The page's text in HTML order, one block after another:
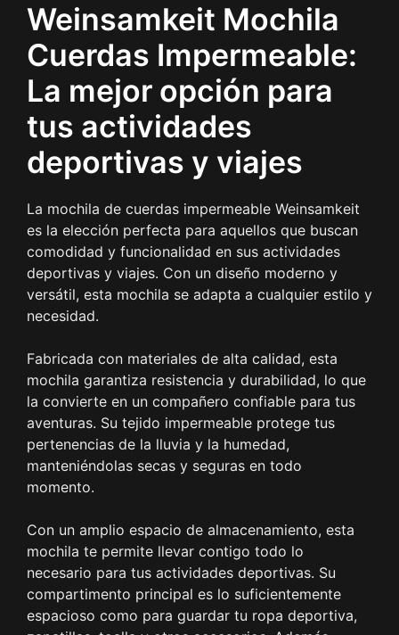
Grande Gymsack (Large,
Weinsamkeit Mochila
Cuerdas Impermeable:
La mejor opción para
tus actividades
deportivas y viajes
La mochila de cuerdas impermeable Weinsamkeit
es la elección perfecta para aquellos que buscan
comodidad y funcionalidad en sus actividades
deportivas y viajes. Con un diseño moderno y
versátil, esta mochila se adapta a cualquier estilo y
necesidad.
Fabricada con materiales de alta calidad, esta
mochila garantiza resistencia y durabilidad, lo que
la convierte en un compañero confiable para tus
aventuras. Su tejido impermeable protege tus
pertenencias de la lluvia y la humedad,
manteniéndolas secas y seguras en todo
momento.
Con un amplio espacio de almacenamiento, esta
mochila te permite llevar contigo todo lo
necesario para tus actividades deportivas. Su
compartimento principal es lo suficientemente
espacioso como para guardar tu ropa deportiva,